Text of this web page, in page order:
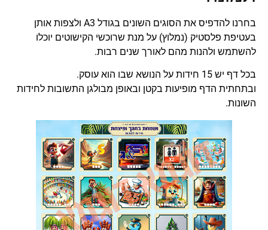
בחרנו להדפיס את הסוגים השונים בגודל A3 ולצפות אותן
בעטיפת פלסטיק (נמלוץ) על מנת שרוכשי הקישוטים יוכלו
להשתמש ולהנות מהם לאורך שנים רבות.
בכל דף יש 15 חידות על הנושא שבו הוא עוסק.
ובתחתית הדף מופיעות בקטן ובאופן מבולגן התשובות לחידות
השונות.